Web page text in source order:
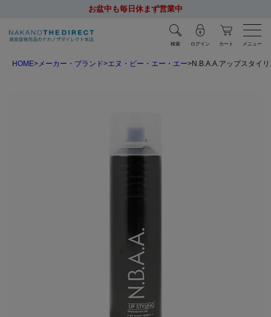
お盆中も毎日休まず営業中
検索 ログイン カート メニュー
HOME メーカー・ブランド エヌ・ビー・エー・エー N.B.A.A.アップスタイ